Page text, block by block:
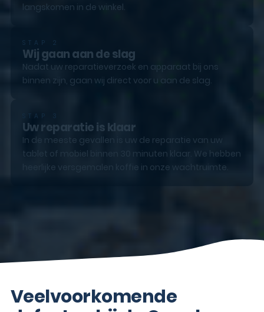
langskomen in de winkel.
STAP 2
Wij gaan aan de slag
Nadat uw reparatieverzoek en apparaat bij ons
binnen zijn, gaan wij direct voor u aan de slag.
STAP 3
Uw reparatie is klaar
In de meeste gevallen is uw de reparatie van uw
tablet of mobiel binnen 30 minuten klaar. We hebben
heerlijke versgemalen koffie in onze wachtruimte.
Veelvoorkomende